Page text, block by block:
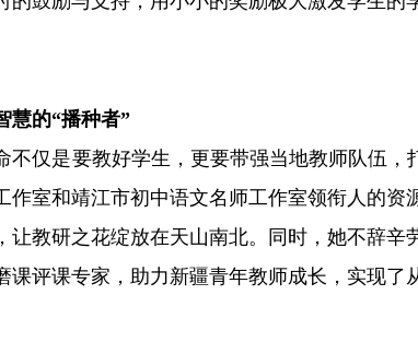
慧的“播种者”
不仅是要教好学生，更要带强当地教师队伍，
作室和靖江市初中语文名师工作室领衔人的资
让教研之花绽放在天山南北。同时，她不辞辛
评课专家，助力新疆青年教师成长，实现了